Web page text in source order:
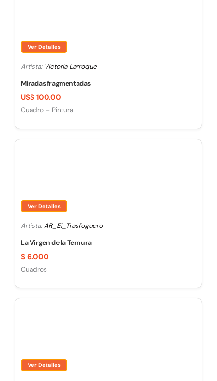
Ver Detalles
Artista: Victoria Larroque
Miradas fragmentadas
U$S 100.00
Cuadro – Pintura
Ver Detalles
Artista:AR_El_Trasfoguero
La Virgen de la Ternura
$ 6.000
Cuadros
Ver Detalles